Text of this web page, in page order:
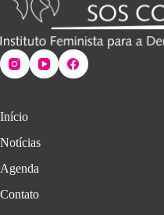
Início
Notícias
Agenda
Contato